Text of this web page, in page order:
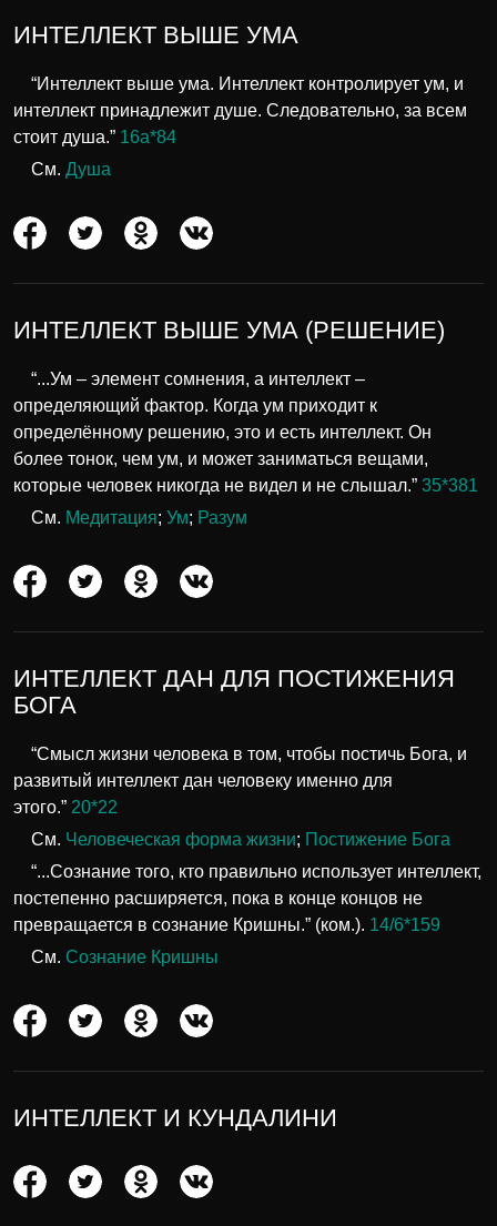
ИНТЕЛЛЕКТ ВЫШЕ УМА
“Интеллект выше ума. Интеллект контролирует ум, и
интеллект принадлежит душе. Следовательно, за всем
стоит душа.” 16а*84
См. Душа
ИНТЕЛЛЕКТ ВЫШЕ УМА (РЕШЕНИЕ)
“...Ум – элемент сомнения, а интеллект –
определяющий фактор. Когда ум приходит к
определённому решению, это и есть интеллект. Он
более тонок, чем ум, и может заниматься вещами,
которые человек никогда не видел и не слышал.” 35*381
См. Медитация; Ум; Разум
ИНТЕЛЛЕКТ ДАН ДЛЯ ПОСТИЖЕНИЯ
БОГА
“Смысл жизни человека в том, чтобы постичь Бога, и
развитый интеллект дан человеку именно для
этого.” 20*22
См. Человеческая форма жизни; Постижение Бога
“...Сознание того, кто правильно использует интеллект,
постепенно расширяется, пока в конце концов не
превращается в сознание Кришны.” (ком.). 14/6*159
См. Сознание Кришны
ИНТЕЛЛЕКТ И КУНДАЛИНИ